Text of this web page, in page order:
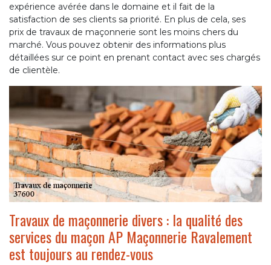
expérience avérée dans le domaine et il fait de la
satisfaction de ses clients sa priorité. En plus de cela, ses
prix de travaux de maçonnerie sont les moins chers du
marché. Vous pouvez obtenir des informations plus
détaillées sur ce point en prenant contact avec ses chargés
de clientèle.
Travaux de maçonnerie divers : la qualité des
services du maçon AP Maçonnerie Ravalement
est toujours au rendez-vous